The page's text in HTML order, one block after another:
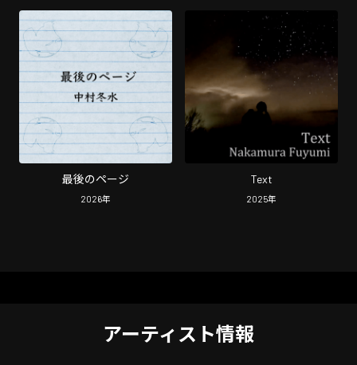
最後のページ
2026年
Text
2025年
アーティスト情報